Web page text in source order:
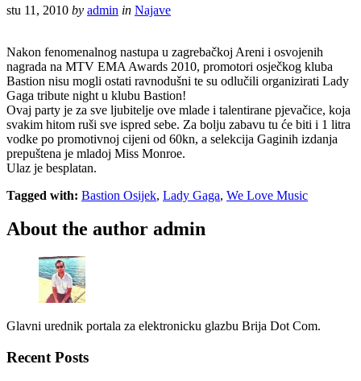
stu 11, 2010 by admin in Najave
Nakon fenomenalnog nastupa u zagrebačkoj Areni i osvojenih
nagrada na MTV EMA Awards 2010, promotori osječkog kluba
Bastion nisu mogli ostati ravnodušni te su odlučili organizirati Lady
Gaga tribute night u klubu Bastion!
Ovaj party je za sve ljubitelje ove mlade i talentirane pjevačice, koja
svakim hitom ruši sve ispred sebe. Za bolju zabavu tu će biti i 1 litra
vodke po promotivnoj cijeni od 60kn, a selekcija Gaginih izdanja
prepuštena je mladoj Miss Monroe.
Ulaz je besplatan.
Tagged with: Bastion Osijek, Lady Gaga, We Love Music
About the author admin
Glavni urednik portala za elektronicku glazbu Brija Dot Com.
Recent Posts